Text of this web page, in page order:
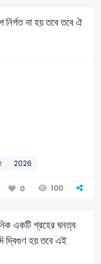
না হয় তবে তবে ঐ
2026
0 100
একটি গ্রহের ঘনত্ব
দ্বিগুণ হয় তবে এই